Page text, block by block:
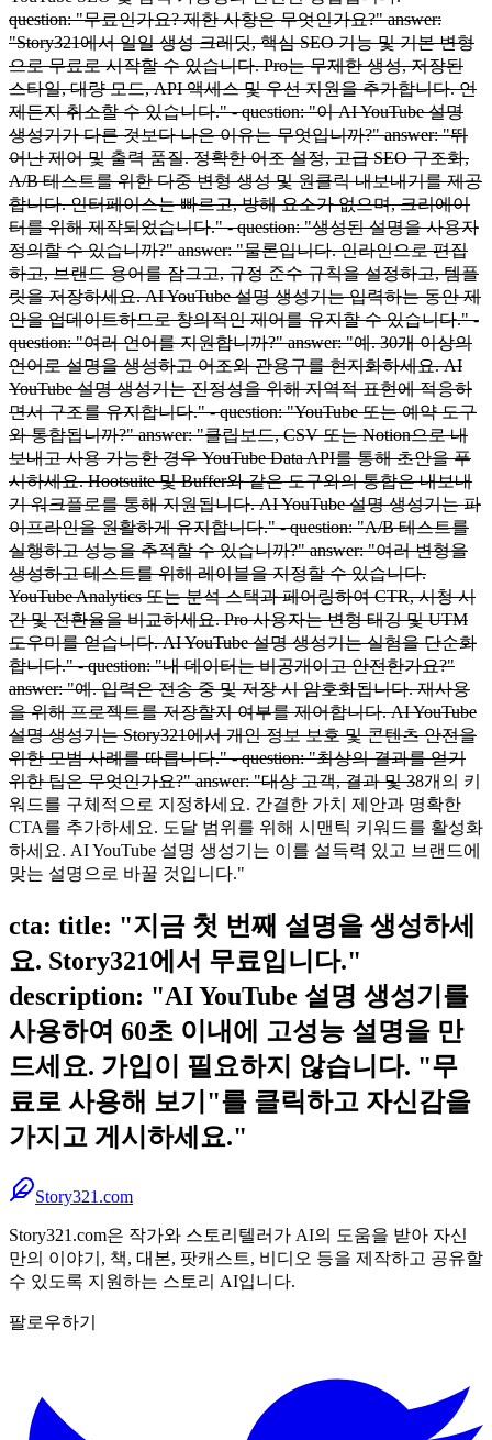
question: "무료인가요? 제한 사항은 무엇인가요?" answer:
"Story321에서 일일 생성 크레딧, 핵심 SEO 기능 및 기본 변형
으로 무료로 시작할 수 있습니다. Pro는 무제한 생성, 저장된
스타일, 대량 모드, API 액세스 및 우선 지원을 추가합니다. 언
제든지 취소할 수 있습니다." - question: "이 AI YouTube 설명
생성기가 다른 것보다 나은 이유는 무엇입니까?" answer: "뛰
어난 제어 및 출력 품질. 정확한 어조 설정, 고급 SEO 구조화,
A/B 테스트를 위한 다중 변형 생성 및 원클릭 내보내기를 제공
합니다. 인터페이스는 빠르고, 방해 요소가 없으며, 크리에이
터를 위해 제작되었습니다." - question: "생성된 설명을 사용자
정의할 수 있습니까?" answer: "물론입니다. 인라인으로 편집
하고, 브랜드 용어를 잠그고, 규정 준수 규칙을 설정하고, 템플
릿을 저장하세요. AI YouTube 설명 생성기는 입력하는 동안 제
안을 업데이트하므로 창의적인 제어를 유지할 수 있습니다." -
question: "여러 언어를 지원합니까?" answer: "예. 30개 이상의
언어로 설명을 생성하고 어조와 관용구를 현지화하세요. AI
YouTube 설명 생성기는 진정성을 위해 지역적 표현에 적응하
면서 구조를 유지합니다." - question: "YouTube 또는 예약 도구
와 통합됩니까?" answer: "클립보드, CSV 또는 Notion으로 내
보내고 사용 가능한 경우 YouTube Data API를 통해 초안을 푸
시하세요. Hootsuite 및 Buffer와 같은 도구와의 통합은 내보내
기 워크플로를 통해 지원됩니다. AI YouTube 설명 생성기는 파
이프라인을 원활하게 유지합니다." - question: "A/B 테스트를
실행하고 성능을 추적할 수 있습니까?" answer: "여러 변형을
생성하고 테스트를 위해 레이블을 지정할 수 있습니다.
YouTube Analytics 또는 분석 스택과 페어링하여 CTR, 시청 시
간 및 전환율을 비교하세요. Pro 사용자는 변형 태깅 및 UTM
도우미를 얻습니다. AI YouTube 설명 생성기는 실험을 단순화
합니다." - question: "내 데이터는 비공개이고 안전한가요?"
answer: "예. 입력은 전송 중 및 저장 시 암호화됩니다. 재사용
을 위해 프로젝트를 저장할지 여부를 제어합니다. AI YouTube
설명 생성기는 Story321에서 개인 정보 보호 및 콘텐츠 안전을
위한 모범 사례를 따릅니다." - question: "최상의 결과를 얻기
위한 팁은 무엇인가요?" answer: "대상 고객, 결과 및 38개의 키
워드를 구체적으로 지정하세요. 간결한 가치 제안과 명확한
CTA를 추가하세요. 도달 범위를 위해 시맨틱 키워드를 활성화
하세요. AI YouTube 설명 생성기는 이를 설득력 있고 브랜드에
맞는 설명으로 바꿀 것입니다."
cta: title: "지금 첫 번째 설명을 생성하세
요. Story321에서 무료입니다."
description: "AI YouTube 설명 생성기를
사용하여 60초 이내에 고성능 설명을 만
드세요. 가입이 필요하지 않습니다. "무
료로 사용해 보기"를 클릭하고 자신감을
가지고 게시하세요."
Story321.com
Story321.com은 작가와 스토리텔러가 AI의 도움을 받아 자신
만의 이야기, 책, 대본, 팟캐스트, 비디오 등을 제작하고 공유할
수 있도록 지원하는 스토리 AI입니다.
팔로우하기